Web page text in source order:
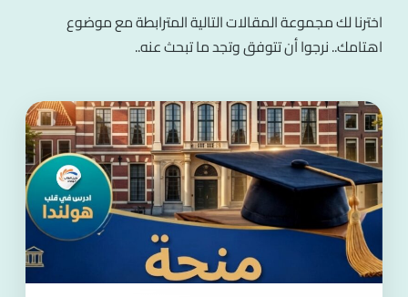
اخترنا لك مجموعة المقالات التالية المترابطة مع موضوع
اهتامك.. نرجوا أن تتوفق وتجد ما تبحث عنه..